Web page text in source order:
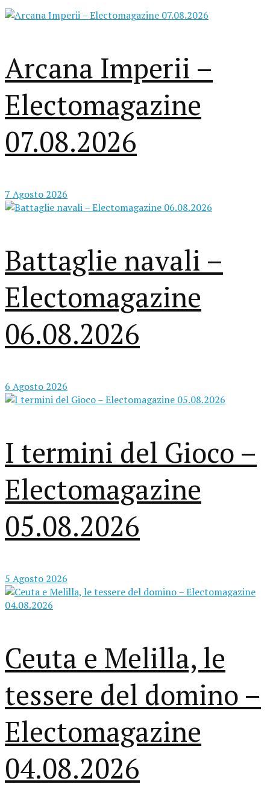
Arcana Imperii –
Electomagazine
07.08.2026
7 Agosto 2026
Battaglie navali –
Electomagazine
06.08.2026
6 Agosto 2026
I termini del Gioco –
Electomagazine
05.08.2026
5 Agosto 2026
Ceuta e Melilla, le
tessere del domino –
Electomagazine
04.08.2026